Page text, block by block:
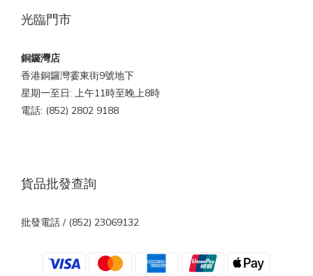
光臨門市
銅鑼灣店
香港銅鑼灣霎東街9號地下
星期一至日: 上午11時至晚上8時
電話: (852) 2802 9188
貨品批發查詢
批發電話 / (852) 23069132